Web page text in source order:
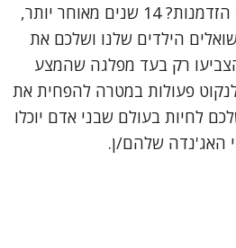
למה הם לא התעוררו בזמן כשהיתה להם הזדמנות? 14 שנים מאוחר יותר,
הבחירות שיתקיימו ב-2.3.2019, שואלים הילדים שלנו ושלכם את
רק בעד מפלגה שהמצע
פעולות במטרה להפחית את
לחיות בעולם שבני אדם יוכלו
האג'נדה שלהם/ן.